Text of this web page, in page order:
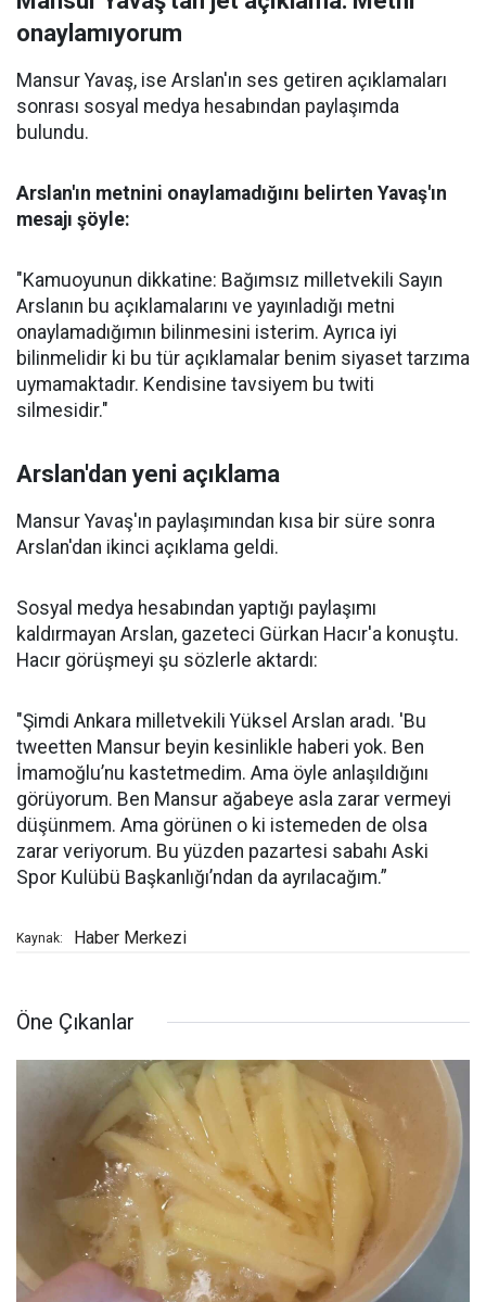
onaylamıyorum
Mansur Yavaş, ise Arslan'ın ses getiren açıklamaları
sonrası sosyal medya hesabından paylaşımda
bulundu.
Arslan'ın metnini onaylamadığını belirten Yavaş'ın
mesajı şöyle:
"Kamuoyunun dikkatine: Bağımsız milletvekili Sayın
Arslanın bu açıklamalarını ve yayınladığı metni
onaylamadığımın bilinmesini isterim. Ayrıca iyi
bilinmelidir ki bu tür açıklamalar benim siyaset tarzıma
uymamaktadır. Kendisine tavsiyem bu twiti
silmesidir."
Arslan'dan yeni açıklama
Mansur Yavaş'ın paylaşımından kısa bir süre sonra
Arslan'dan ikinci açıklama geldi.
Sosyal medya hesabından yaptığı paylaşımı
kaldırmayan Arslan, gazeteci Gürkan Hacır'a konuştu.
Hacır görüşmeyi şu sözlerle aktardı:
"Şimdi Ankara milletvekili Yüksel Arslan aradı. 'Bu
tweetten Mansur beyin kesinlikle haberi yok. Ben
İmamoğlu’nu kastetmedim. Ama öyle anlaşıldığını
görüyorum. Ben Mansur ağabeye asla zarar vermeyi
düşünmem. Ama görünen o ki istemeden de olsa
zarar veriyorum. Bu yüzden pazartesi sabahı Aski
Spor Kulübü Başkanlığı’ndan da ayrılacağım.”
Kaynak: Haber Merkezi
Öne Çıkanlar